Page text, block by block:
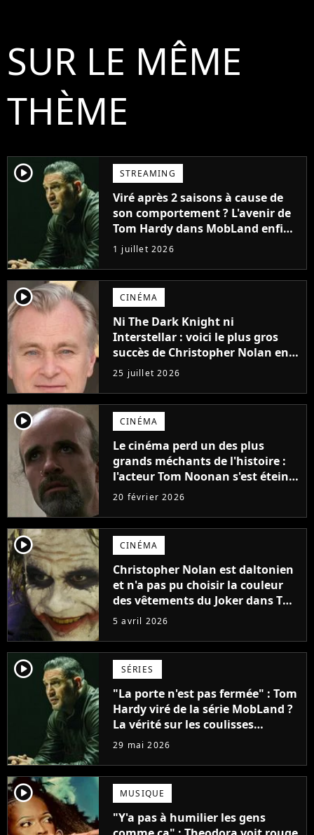
SUR LE MÊME
THÈME
player2 STREAMING
Viré après 2 saisons à cause de
son comportement ? L'avenir de
Tom Hardy dans MobLand enfin
fixé
1 juillet 2026
player2 CINÉMA
Ni The Dark Knight ni
Interstellar : voici le plus gros
succès de Christopher Nolan en
France, et c'est une vraie surprise
25 juillet 2026
player2 CINÉMA
Le cinéma perd un des plus
grands méchants de l'histoire :
l'acteur Tom Noonan s'est éteint
à 74 ans
20 février 2026
player2 CINÉMA
Christopher Nolan est daltonien
et n'a pas pu choisir la couleur
des vêtements du Joker dans The
Dark Knight : "Je distingue à
5 avril 2026
player2 SÉRIES
"La porte n'est pas fermée" : Tom
Hardy viré de la série MobLand ?
La vérité sur les coulisses
dévoilée
29 mai 2026
player2 MUSIQUE
"Y'a pas à humilier les gens